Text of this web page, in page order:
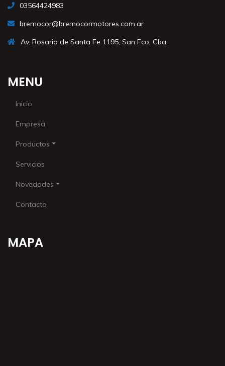
03564424983
bremocor@bremocormotores.com.ar
Av. Rosario de Santa Fe 1195, San Fco, Cba.
MENU
Inicio
Empresa
Productos
Servicios
Novedades
Contacto
MAPA